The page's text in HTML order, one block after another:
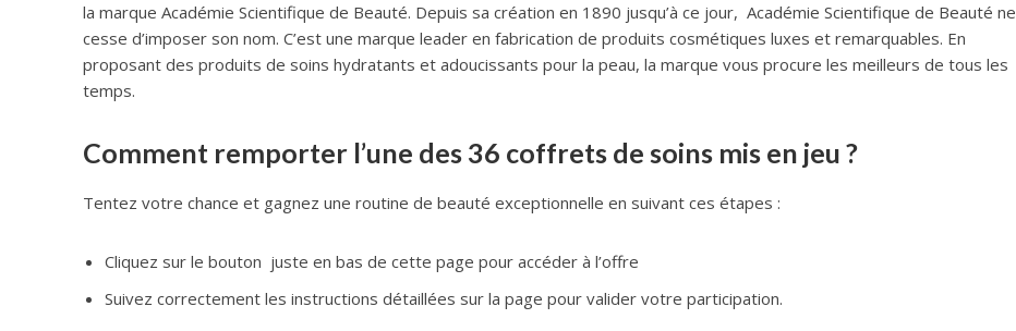
la marque Académie Scientifique de Beauté. Depuis sa création en 1890 jusqu’à ce jour, Académie Scientifique de Beauté ne
cesse d’imposer son nom. C’est une marque leader en fabrication de produits cosmétiques luxes et remarquables. En
proposant des produits de soins hydratants et adoucissants pour la peau, la marque vous procure les meilleurs de tous les
temps.
Comment remporter l’une des 36 coffrets de soins mis en jeu ?
Tentez votre chance et gagnez une routine de beauté exceptionnelle en suivant ces étapes :
Cliquez sur le bouton juste en bas de cette page pour accéder à l’offre
Suivez correctement les instructions détaillées sur la page pour valider votre participation.